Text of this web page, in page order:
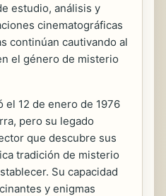
estudio, análisis y
cinematográficas
continúan cautivando al
el género de misterio
el 12 de enero de 1976
pero su legado
que descubre sus
tradición de misterio
Su capacidad
y enigmas